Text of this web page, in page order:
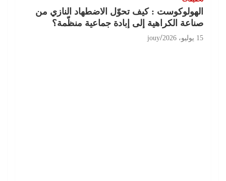
الهولوكوست : كيف تحوّل الاضطهاد النازي من
صناعة الكراهية إلى إبادة جماعية منظّمة؟
15 يوليو، 2026 jouy